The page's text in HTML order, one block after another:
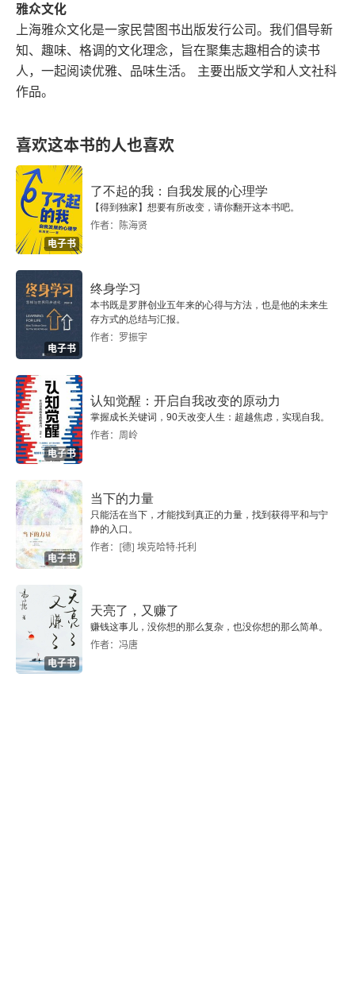
道》
大卫·林奇作品列表
大卫·林奇电视作品
雅众文化
上海雅众文化是一家民营图书出版发行公司。我们倡导新
知、趣味、格调的文化理念，旨在聚集志趣相合的读书
人，一起阅读优雅、品味生活。 主要出版文学和人文社科
作品。
喜欢这本书的人也喜欢
电子书
了不起的我：自我发展的心理学
【得到独家】想要有所改变，请你翻开这本书吧。
作者：陈海贤
电子书
终身学习
本书既是罗胖创业五年来的心得与方法，也是他的未来生
存方式的总结与汇报。
作者：罗振宇
电子书
认知觉醒：开启自我改变的原动力
掌握成长关键词，90天改变人生：超越焦虑，实现自我。
作者：周岭
电子书
当下的力量
只能活在当下，才能找到真正的力量，找到获得平和与宁
静的入口。
作者：[德] 埃克哈特·托利
电子书
天亮了，又赚了
赚钱这事儿，没你想的那么复杂，也没你想的那么简单。
作者：冯唐